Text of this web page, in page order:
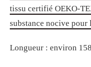
tissu certifié OEKO-
substance nocive pour
Longueur : environ